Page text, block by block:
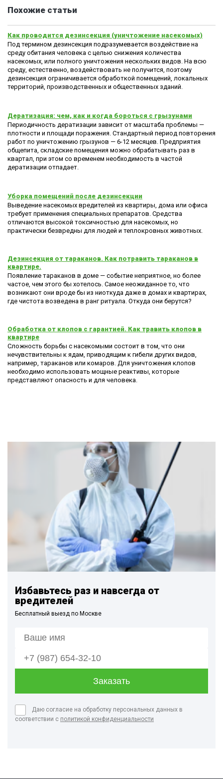
Похожие статьи
Как проводится дезинсекция (уничтожение насекомых)
Под термином дезинсекция подразумевается воздействие на
среду обитания человека с целью снижения количества
насекомых, или полного уничтожения нескольких видов. На всю
среду, естественно, воздействовать не получится, поэтому
дезинсекция ограничивается обработкой помещений, локальных
территорий, производственных и общественных зданий.
Дератизация: чем, как и когда бороться с грызунами
Периодичность дератизации зависит от масштаба проблемы —
плотности и площади поражения. Стандартный период повторения
работ по уничтожению грызунов — 6-12 месяцев. Предприятия
общепита, складские помещения можно обрабатывать раз в
квартал, при этом со временем необходимость в частой
дератизации отпадает.
Уборка помещений после дезинсекции
Выведение насекомых вредителей из квартиры, дома или офиса
требует применения специальных препаратов. Средства
отличаются высокой токсичностью для насекомых, но
практически безвредны для людей и теплокровных животных.
Дезинсекция от тараканов. Как потравить тараканов в
квартире.
Появление тараканов в доме — событие неприятное, но более
частое, чем этого бы хотелось. Самое неожиданное то, что
возникают они вроде бы из ниоткуда даже в домах и квартирах,
где чистота возведена в ранг ритуала. Откуда они берутся?
Обработка от клопов с гарантией. Как травить клопов в
квартире
Сложность борьбы с насекомыми состоит в том, что они
нечувствительны к ядам, приводящим к гибели других видов,
например, тараканов или комаров. Для уничтожения клопов
необходимо использовать мощные реактивы, которые
представляют опасность и для человека.
Избавьтесь раз и навсегда от
вредителей
Бесплатный выезд по Москве
Даю согласие на обработку персональных данных в
соответствии с политикой конфиденциальности